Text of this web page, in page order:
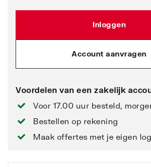
Inloggen
Account aanvragen
Voordelen van een zakelijk
Voor 17.00 uur besteld,
Bestellen op rekening
Maak offertes met je eigen